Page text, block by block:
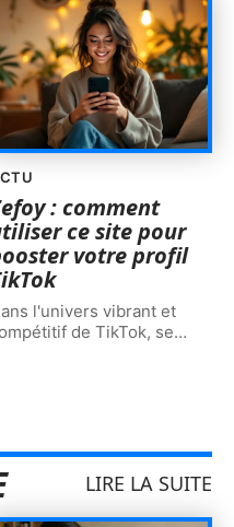
: comment
ce site pour
votre profil
l'univers vibrant et
de TikTok, se…
LIRE LA SUITE